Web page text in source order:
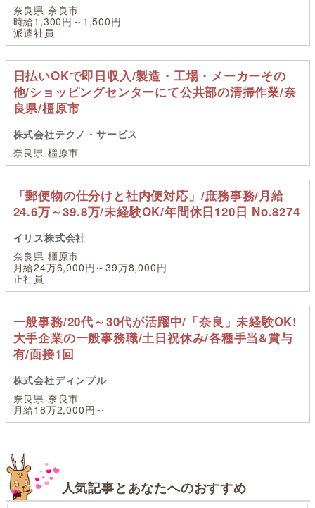
奈良県 奈良市
時給1,300円～1,500円
派遣社員
日払いOKで即日収入/製造・工場・メーカーその
他/ショッピングセンターにて公共部の清掃作業/奈
良県/橿原市
株式会社テクノ・サービス
奈良県 橿原市
「郵便物の仕分けと社内便対応」/庶務事務/月給
24.6万～39.8万/未経験OK/年間休日120日 No.8274
イリス株式会社
奈良県 橿原市
月給24万6,000円～39万8,000円
正社員
一般事務/20代～30代が活躍中/「奈良」未経験OK!
大手企業の一般事務職/土日祝休み/各種手当&賞与
有/面接1回
株式会社ディンプル
奈良県 奈良市
月給18万2,000円～
人気記事とあなたへのおすすめ